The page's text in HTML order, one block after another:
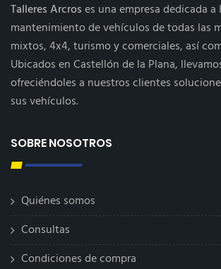
Talleres Arcroses una empresa dedicada
mantenimiento de vehículos de todas las
mixtos, 4x4, turismo y comerciales, así
Ubicados en Castellón de la Plana,
ofreciéndoles a nuestros clientes
sus vehículos.
SOBRE NOSOTROS
Quiénes somos
Consultas
Condiciones de compra